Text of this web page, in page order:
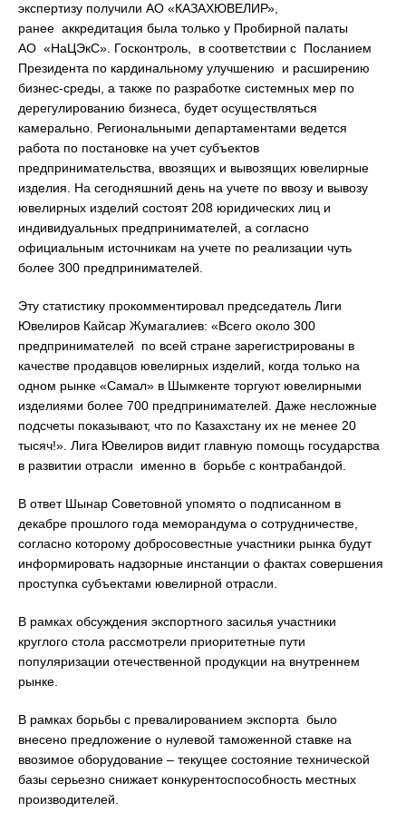
экспертизу получили АО «КАЗАХЮВЕЛИР»,
ранее аккредитация была только у Пробирной палаты
АО «НаЦЭкС». Госконтроль, в соответствии с Посланием
Президента по кардинальному улучшению и расширению
бизнес-среды, а также по разработке системных мер по
дерегулированию бизнеса, будет осуществляться
камерально. Региональными департаментами ведется
работа по постановке на учет субъектов
предпринимательства, ввозящих и вывозящих ювелирные
изделия. На сегодняшний день на учете по ввозу и вывозу
ювелирных изделий состоят 208 юридических лиц и
индивидуальных предпринимателей, а согласно
официальным источникам на учете по реализации чуть
более 300 предпринимателей.
Эту статистику прокомментировал председатель Лиги
Ювелиров Кайсар Жумагалиев: «Всего около 300
предпринимателей по всей стране зарегистрированы в
качестве продавцов ювелирных изделий, когда только на
одном рынке «Самал» в Шымкенте торгуют ювелирными
изделиями более 700 предпринимателей. Даже несложные
подсчеты показывают, что по Казахстану их не менее 20
тысяч!». Лига Ювелиров видит главную помощь государства
в развитии отрасли именно в борьбе с контрабандой.
В ответ Шынар Советовной упомято о подписанном в
декабре прошлого года меморандума о сотрудничестве,
согласно которому добросовестные участники рынка будут
информировать надзорные инстанции о фактах совершения
проступка субъектами ювелирной отрасли.
В рамках обсуждения экспортного засилья участники
круглого стола рассмотрели приоритетные пути
популяризации отечественной продукции на внутреннем
рынке.
В рамках борьбы с превалированием экспорта было
внесено предложение о нулевой таможенной ставке на
ввозимое оборудование – текущее состояние технической
базы серьезно снижает конкурентоспособность местных
производителей.